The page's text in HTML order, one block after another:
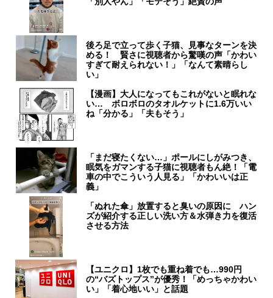
後ろ足で立って歩く子猫、見事なターンを決
める！ 賢さに視聴者から驚嘆の声「かわい
すぎて耐えられない！」「なんて素晴らし
い」
【漫画】大人になってもこれがないと眠れな
い… ボロボロのタオルケットに1.6万いい
ね「分かる」「夫もそう」
「まだ寝たくない…」ポールにしがみつき、
眠気をガマンする子猫に視聴者もん絶！「電
車の中でこういう人見る」「かわいいは正
義」
「ぬれた傘」放置すると臭いの原因に ハン
ズが紹介する正しい洗い方＆水弾き力を復活
させる方法
【ユニクロ】1枚でも重ね着でも…990円
の“バズトップス”が優秀！「めっちゃかわい
い」「着心地いい」と話題